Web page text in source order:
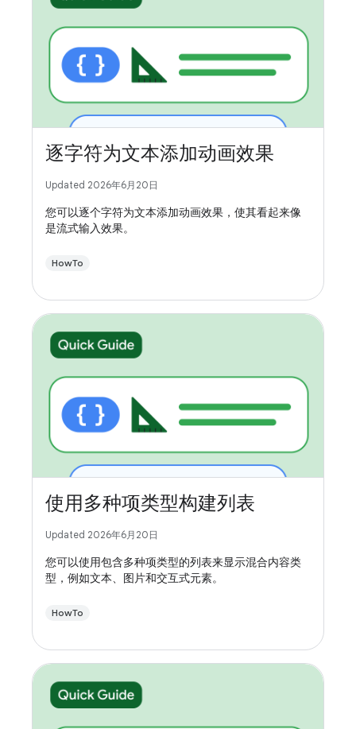
逐字符为文本添加动画效果
Updated 2026年6月20日
您可以逐个字符为文本添加动画效果，使其看起来像
是流式输入效果。
HowTo
使用多种项类型构建列表
Updated 2026年6月20日
您可以使用包含多种项类型的列表来显示混合内容类
型，例如文本、图片和交互式元素。
HowTo